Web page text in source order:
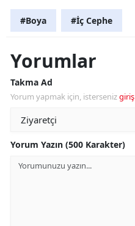
#Boya #İç Cephe
Yorumlar
Takma Ad
Yorum yapmak için, istersenizgiriş
Yorum Yazın (500 Karakter)